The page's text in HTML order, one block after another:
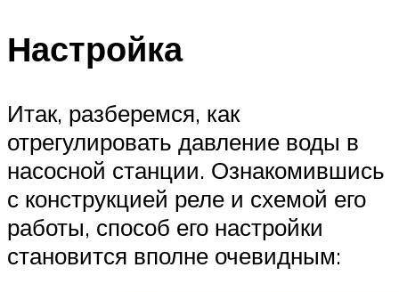
Настройка
Итак, разберемся, как
отрегулировать давление воды в
насосной станции. Ознакомившись
с конструкцией реле и схемой его
работы, способ его настройки
становится вполне очевидным: